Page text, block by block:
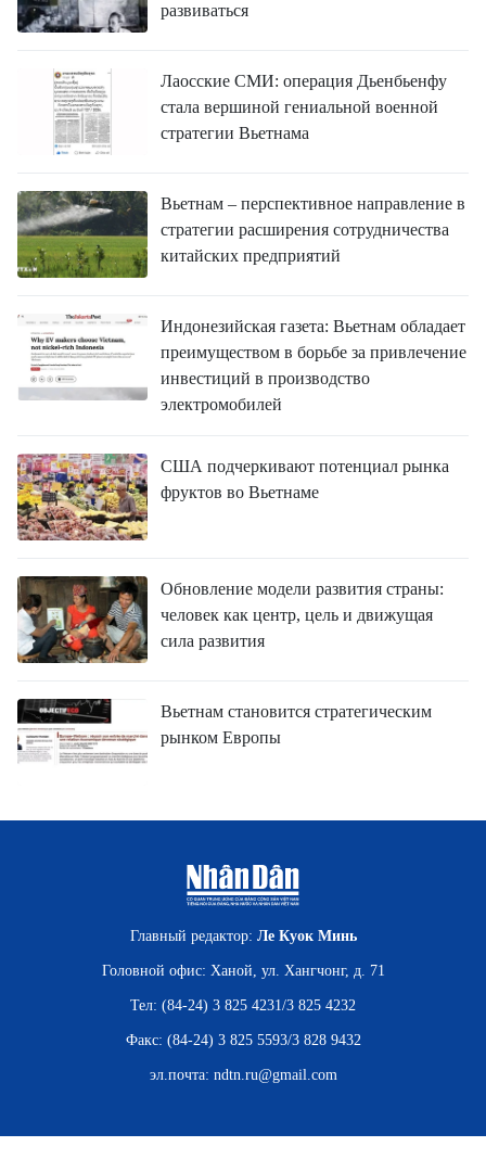
развиваться
Лаосские СМИ: операция Дьенбьенфу
стала вершиной гениальной военной
стратегии Вьетнама
Вьетнам – перспективное направление в
стратегии расширения сотрудничества
китайских предприятий
Индонезийская газета: Вьетнам обладает
преимуществом в борьбе за привлечение
инвестиций в производство
электромобилей
США подчеркивают потенциал рынка
фруктов во Вьетнаме
Обновление модели развития страны:
человек как центр, цель и движущая
сила развития
Вьетнам становится стратегическим
рынком Европы
Главный редактор: Ле Куок Минь
Головной офис: Ханой, ул. Хангчонг, д. 71
Тел: (84-24) 3 825 4231/3 825 4232
Факс: (84-24) 3 825 5593/3 828 9432
эл.почта: ndtn.ru@gmail.com